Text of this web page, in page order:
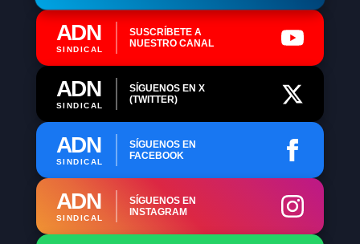
ADN
SINDICAL
SUSCRÍBETE A
NUESTRO CANAL
ADN
SINDICAL
SÍGUENOS EN X
(TWITTER)
ADN
SINDICAL
SÍGUENOS EN
FACEBOOK
ADN
SINDICAL
SÍGUENOS EN
INSTAGRAM